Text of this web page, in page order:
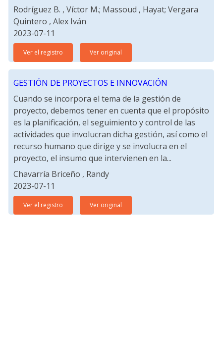
Rodríguez B. , Víctor M.; Massoud , Hayat; Vergara
Quintero , Alex Iván
2023-07-11
Ver el registro Ver original
GESTIÓN DE PROYECTOS E INNOVACIÓN
Cuando se incorpora el tema de la gestión de
proyecto, debemos tener en cuenta que el propósito
es la planificación, el seguimiento y control de las
actividades que involucran dicha gestión, así como el
recurso humano que dirige y se involucra en el
proyecto, el insumo que intervienen en la...
Chavarría Briceño , Randy
2023-07-11
Ver el registro Ver original